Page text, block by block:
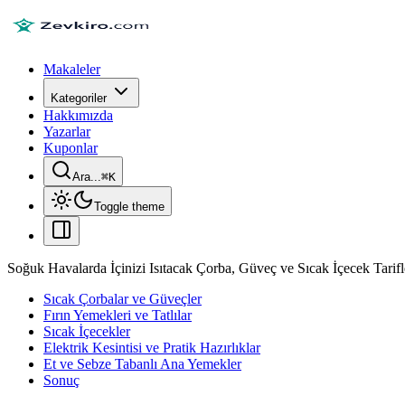
Makaleler
Kategoriler
Hakkımızda
Yazarlar
Kuponlar
Ara...⌘K
Toggle theme
Soğuk Havalarda İçinizi Isıtacak Çorba, Güveç ve Sıcak İçecek
Sıcak Çorbalar ve Güveçler
Fırın Yemekleri ve Tatlılar
Sıcak İçecekler
Elektrik Kesintisi ve Pratik Hazırlıklar
Et ve Sebze Tabanlı Ana Yemekler
Sonuç